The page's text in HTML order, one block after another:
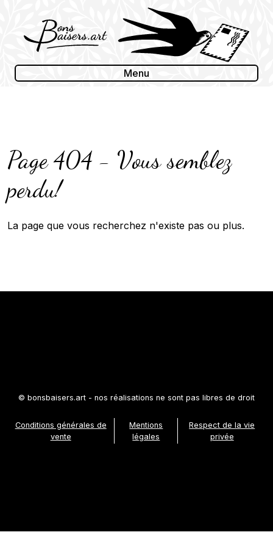
content
Menu
Page 404 - Vous semblez
perdu!
La page que vous recherchez n'existe pas ou plus.
© bonsbaisers.art - nos réalisations ne sont pas libres de droit
Conditions générales de
vente
Mentions
légales
Respect de la vie
privée